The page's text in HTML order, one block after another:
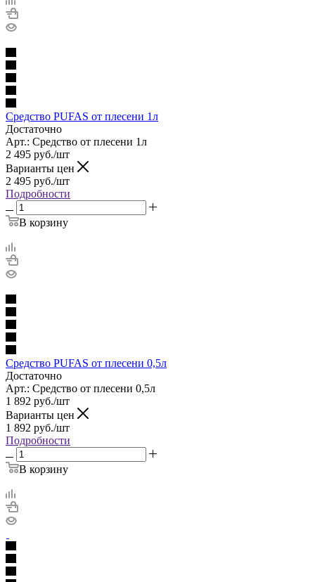
Средство PUFAS от плесени 1л
Достаточно
Арт.: Средство от плесени 1л
2 495 руб./шт
Варианты цен
2 495 руб./шт
Подробности
В корзину
Средство PUFAS от плесени 0,5л
Достаточно
Арт.: Средство от плесени 0,5л
1 892 руб./шт
Варианты цен
1 892 руб./шт
Подробности
В корзину